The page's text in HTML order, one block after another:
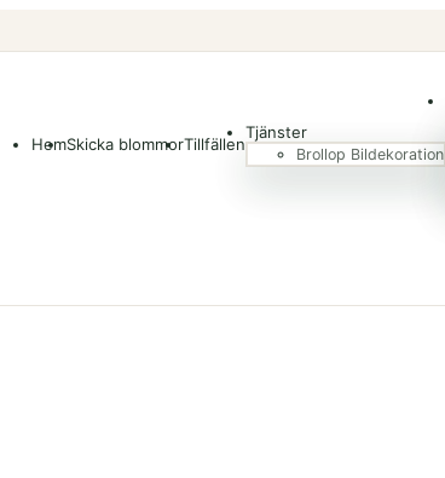
HemSkicka blommorTillfällen
Tjänster
Brollop Bildekoration